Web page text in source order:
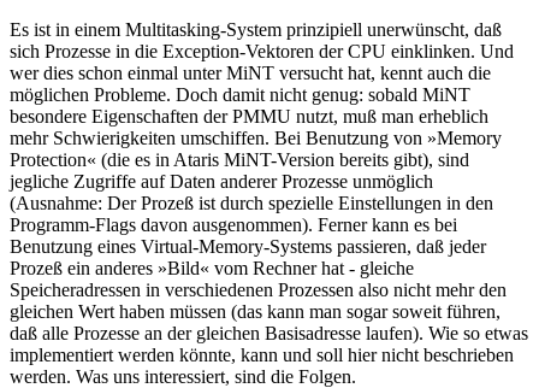
Es ist in einem Multitasking-System prinzipiell unerwünscht, daß
sich Prozesse in die Exception-Vektoren der CPU einklinken. Und
wer dies schon einmal unter MiNT versucht hat, kennt auch die
möglichen Probleme. Doch damit nicht genug: sobald MiNT
besondere Eigenschaften der PMMU nutzt, muß man erheblich
mehr Schwierigkeiten umschiffen. Bei Benutzung von »Memory
Protection« (die es in Ataris MiNT-Version bereits gibt), sind
jegliche Zugriffe auf Daten anderer Prozesse unmöglich
(Ausnahme: Der Prozeß ist durch spezielle Einstellungen in den
Programm-Flags davon ausgenommen). Ferner kann es bei
Benutzung eines Virtual-Memory-Systems passieren, daß jeder
Prozeß ein anderes »Bild« vom Rechner hat - gleiche
Speicheradressen in verschiedenen Prozessen also nicht mehr den
gleichen Wert haben müssen (das kann man sogar soweit führen,
daß alle Prozesse an der gleichen Basisadresse laufen). Wie so etwas
implementiert werden könnte, kann und soll hier nicht beschrieben
werden. Was uns interessiert, sind die Folgen.